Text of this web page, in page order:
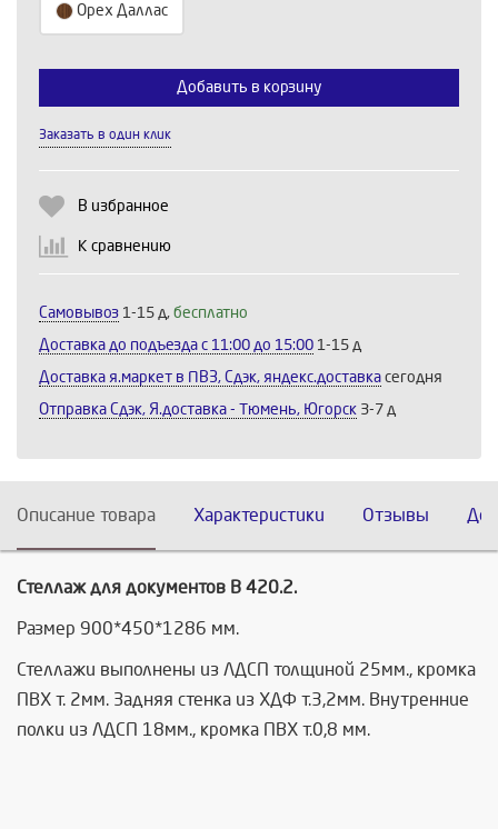
Орех Даллас
Выберите количество:
Продолжить Отмена
Добавить в корзину
Заказать в один клик
В избранное
К сравнению
Самовывоз 1-15 д, бесплатно
Доставка до подъезда c 11:00 до 15:00 1-15 д
Доставка я.маркет в ПВЗ, Сдэк, яндекс.доставка сегодня
Отправка Сдэк, Я.доставка - Тюмень, Югорск 3-7 д
Описание товара Характеристики Отзывы
Стеллаж для документов В 420.2.
Размер 900*450*1286 мм.
Стеллажи выполнены из ЛДСП толщиной 25мм., кромка
ПВХ т. 2мм. Задняя стенка из ХДФ т.3,2мм. Внутренние
полки из ЛДСП 18мм., кромка ПВХ т.0,8 мм.